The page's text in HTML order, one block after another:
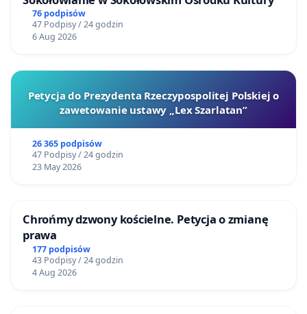
76 podpisów
47 Podpisy / 24 godzin
6 Aug 2026
Petycja do Prezydenta Rzeczypospolitej Polskiej o
zawetowanie ustawy „Lex Szarlatan”
26 365 podpisów
47 Podpisy / 24 godzin
23 May 2026
Chrońmy dzwony kościelne. Petycja o zmianę
prawa
177 podpisów
43 Podpisy / 24 godzin
4 Aug 2026